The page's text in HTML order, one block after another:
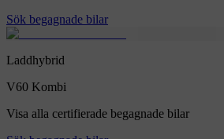
Sök begagnade bilar
Laddhybrid
V60 Kombi
Visa alla certifierade begagnade bilar